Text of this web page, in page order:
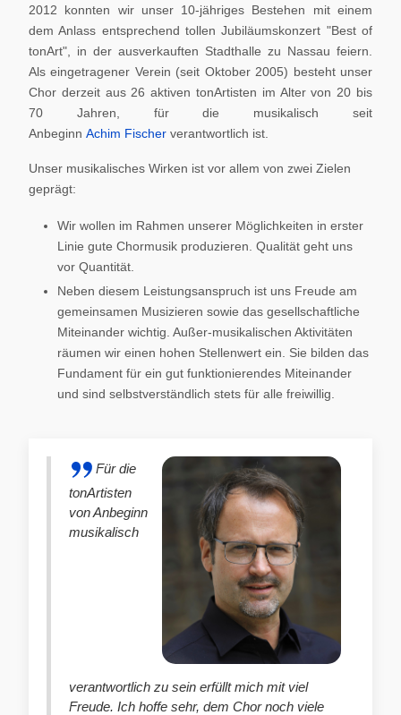
2012 konnten wir unser 10-jähriges Bestehen mit einem
dem Anlass entsprechend tollen Jubiläumskonzert "Best of
tonArt", in der ausverkauften Stadthalle zu Nassau feiern.
Als eingetragener Verein (seit Oktober 2005) besteht unser
Chor derzeit aus 26 aktiven tonArtisten im Alter von 20 bis
70 Jahren, für die musikalisch seit
Anbeginn Achim Fischer verantwortlich ist.
Unser musikalisches Wirken ist vor allem von zwei Zielen
geprägt:
Wir wollen im Rahmen unserer Möglichkeiten in erster
Linie gute Chormusik produzieren. Qualität geht uns
vor Quantität.
Neben diesem Leistungsanspruch ist uns Freude am
gemeinsamen Musizieren sowie das gesellschaftliche
Miteinander wichtig. Außer-musikalischen Aktivitäten
räumen wir einen hohen Stellenwert ein. Sie bilden das
Fundament für ein gut funktionierendes Miteinander
und sind selbstverständlich stets für alle freiwillig.
Für die
tonArtisten
von Anbeginn
musikalisch
verantwortlich zu sein erfüllt mich mit viel
Freude. Ich hoffe sehr, dem Chor noch viele